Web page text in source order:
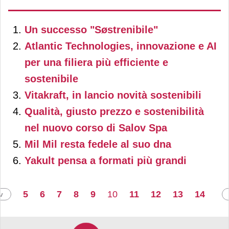
comunicazione e
innovazione, come racconta
Andrea Zoli, national area
manager di Coati.
può sintetizzare così lo
spirito diDrug Italia, l’unico
consorzio italiano
interamente dedicato al
canale drug che vuole
mettere a fattor comune le
esigenze del comparto,
creando una piattaforma
bisogni e obiettivi condivisi,
Un successo "Søstrenibile"
Atlantic Technologies, innovazione e AI
per una filiera più efficiente e
sostenibile
Vitakraft, in lancio novità sostenibili
Qualità, giusto prezzo e sostenibilità
nel nuovo corso di Salov Spa
Mil Mil resta fedele al suo dna
Yakult pensa a formati più grandi
5 6 7 8 9 10 11 12 13 14